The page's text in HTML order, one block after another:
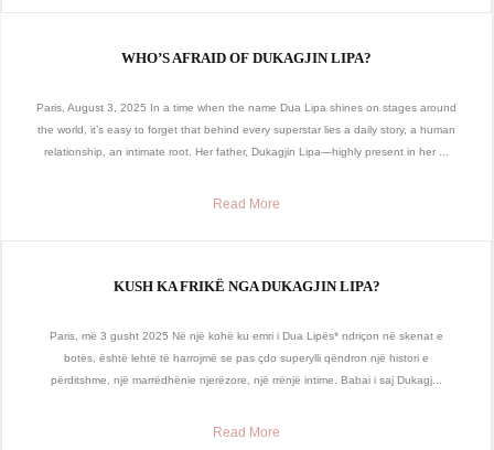
WHO’S AFRAID OF DUKAGJIN LIPA?
Paris, August 3, 2025 In a time when the name Dua Lipa shines on stages around
the world, it’s easy to forget that behind every superstar lies a daily story, a human
relationship, an intimate root. Her father, Dukagjin Lipa—highly present in her ...
Read More
KUSH KA FRIKË NGA DUKAGJIN LIPA?
Paris, më 3 gusht 2025 Në një kohë ku emri i Dua Lipës* ndriçon në skenat e
botës, është lehtë të harrojmë se pas çdo superylli qëndron një histori e
përditshme, një marrëdhënie njerëzore, një rrënjë intime. Babai i saj Dukagj...
Read More